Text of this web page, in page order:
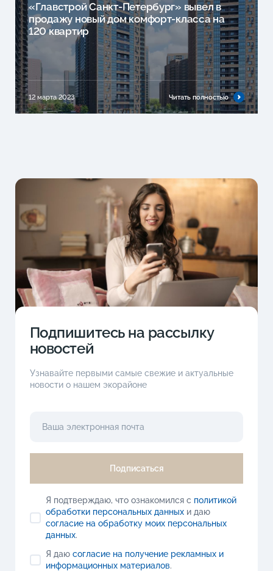
«Главстрой Санкт-Петербург» вывел в
продажу новый дом комфорт-класса на
120 квартир
12 марта 2023 Читать полностью
Подпишитесь на рассылку
новостей
Узнавайте первыми самые свежие и актуальные
новости о нашем экорайоне
Подписаться
Я подтверждаю, что ознакомился с политикой
обработки персональных данныхи даю
согласие на обработку моих персональных
данных.
Я даю согласие на получение рекламных и
информационных материалов.